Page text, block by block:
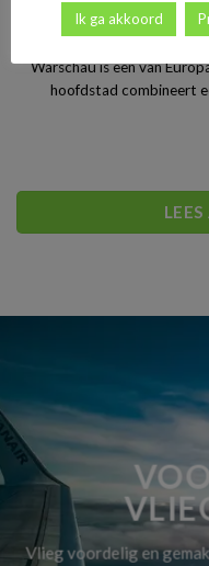
Stedentrip Warschau:
Polen’s
Warschau is een van
hoofdstad combineert
Vlieg voordelig en
Ik ga akkoord